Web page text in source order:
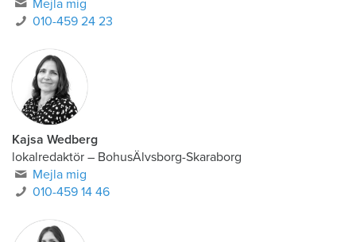
Mejla mig
010-459 24 23
Kajsa Wedberg
lokalredaktör – BohusÄlvsborg-Skaraborg
Mejla mig
010-459 14 46